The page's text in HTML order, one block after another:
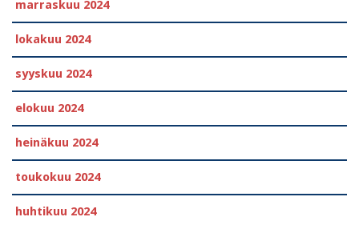
marraskuu 2024
lokakuu 2024
syyskuu 2024
elokuu 2024
heinäkuu 2024
toukokuu 2024
huhtikuu 2024